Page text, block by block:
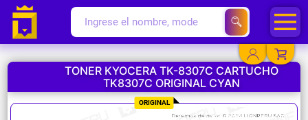
YA EXISTO
TONER KYOCERA TK-8307C CARTUCHO
TK8307C ORIGINAL CYAN
ORIGINAL